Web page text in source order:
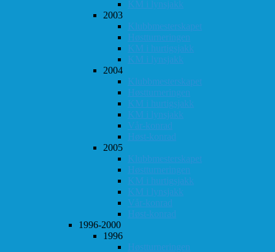
KM i lynsjakk
2003
Klubbmesterskapet
Høstturneringen
KM i hurtigsjakk
KM i lynsjakk
2004
Klubbmesterskapet
Høstturneringen
KM i hurtigsjakk
KM i lynsjakk
Vår-konrad
Høst-konrad
2005
Klubbmesterskapet
Høstturneringen
KM i hurtigsjakk
KM i lynsjakk
Vår-konrad
Høst-konrad
1996-2000
1996
Høstturneringen